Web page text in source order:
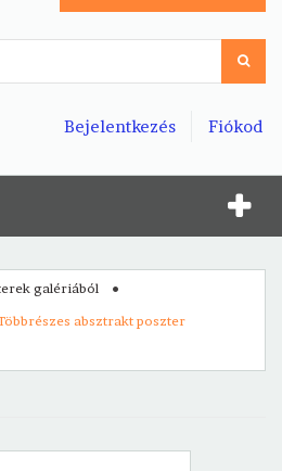
Fiókod
Bejelentkezés
galériából
absztrakt poszter